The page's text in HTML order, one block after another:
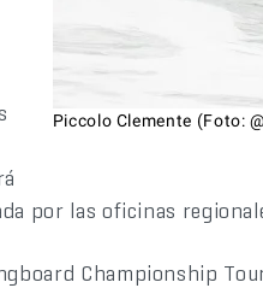
Piccolo Clemente (Foto:
por las oficinas
Championship